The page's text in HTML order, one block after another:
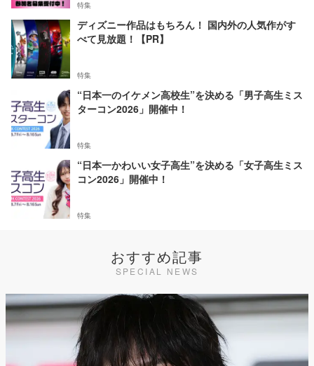
特集
ディズニー作品はもちろん！ 国内外の人気作がす
べて見放題！【PR】
特集
“日本一のイケメン高校生”を決める「男子高生ミス
ターコン2026」開催中！
特集
“日本一かわいい女子高生”を決める「女子高生ミス
コン2026」開催中！
特集
おすすめ記事
SPECIAL NEWS